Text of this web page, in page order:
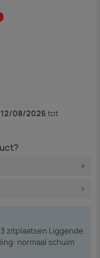
12/08/2026tot
zitplaatsen Liggende
normaal schuim